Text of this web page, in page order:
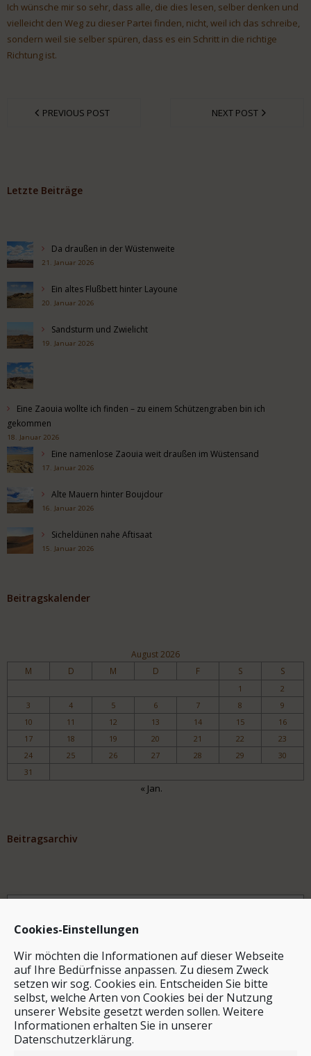
Cookies-Einstellungen
Wir möchten die Informationen auf dieser Webseite
auf Ihre Bedürfnisse anpassen. Zu diesem Zweck
setzen wir sog. Cookies ein. Entscheiden Sie bitte
selbst, welche Arten von Cookies bei der Nutzung
unserer Website gesetzt werden sollen. Weitere
Informationen erhalten Sie in unserer
Datenschutzerklärung.
Ich wünsche mir so sehr, dass alle, die dies lesen, selber denken und
vielleicht den Weg zu dieser Partei finden, nicht, weil ich das schreibe,
sondern weil sie selber spüren, dass es ein Schritt in die richtige
Richtung ist.
PREVIOUS POST NEXT POST
Letzte Beiträge
Da draußen in der Wüstenweite
21. Januar 2026
Ein altes Flußbett hinter Layoune
20. Januar 2026
Sandsturm und Zwielicht
19. Januar 2026
Eine Zaouia wollte ich finden – zu einem Schützengraben bin ich
gekommen
18. Januar 2026
Eine namenlose Zaouia weit draußen im Wüstensand
17. Januar 2026
Alte Mauern hinter Boujdour
16. Januar 2026
Sicheldünen nahe Aftisaat
15. Januar 2026
Beitragskalender
August 2026
M D M D F S S
1
2
3
4 5 6 7 8
9
10
11 12 13 14 15
16
17
18 19 20 21 22
23
24
25 26 27 28 29
30
31
« Jan.
Beitragsarchiv
Archiv
Stichwortsuche